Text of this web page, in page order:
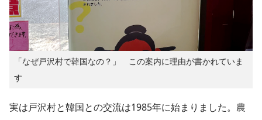
「なぜ戸沢村で韓国なの？」 この案内に理由が書かれていま
す
実は戸沢村と韓国との交流は1985年に始まりました。農